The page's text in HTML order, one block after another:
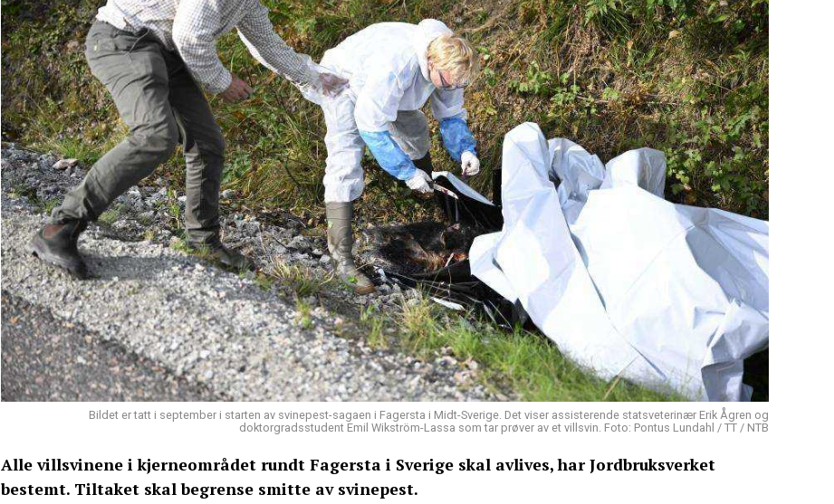
Bildet er tatt i september i starten av svinepest-sagaen i Fagersta i Midt-Sverige. Det viser assisterende statsveterinær Erik Ågren og
doktorgradsstudent Emil Wikström-Lassa som tar prøver av et villsvin. Foto: Pontus Lundahl / TT / NTB
Alle villsvinene i kjerneområdet rundt Fagersta i Sverige skal avlives, har Jordbruksverket
bestemt. Tiltaket skal begrense smitte av svinepest.